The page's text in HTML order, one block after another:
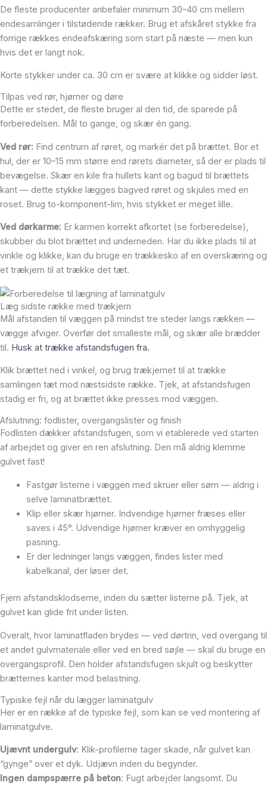
De fleste producenter anbefaler minimum 30–40 cm mellem
endesamlinger i tilstødende rækker. Brug et afskåret stykke fra
forrige rækkes endeafskæring som start på næste — men kun
hvis det er langt nok.
Korte stykker under ca. 30 cm er svære at klikke og sidder løst.
Tilpas ved rør, hjørner og døre
Dette er stedet, de fleste bruger al den tid, de sparede på
forberedelsen. Mål to gange, og skær én gang.
Ved rør: Find centrum af røret, og markér det på brættet. Bor et
hul, der er 10–15 mm større end rørets diameter, så der er plads til
bevægelse. Skær en kile fra hullets kant og bagud til brættets
kant — dette stykke lægges bagved røret og skjules med en
roset. Brug to-komponent-lim, hvis stykket er meget lille.
Ved dørkarme: Er karmen korrekt afkortet (se forberedelse),
skubber du blot brættet ind underneden. Har du ikke plads til at
vinkle og klikke, kan du bruge en trækkesko af en overskæring og
et trækjern til at trække det tæt.
Læg sidste række med trækjern
Mål afstanden til væggen på mindst tre steder langs rækken —
vægge afviger. Overfør det smalleste mål, og skær alle brædder
til. Husk at trække afstandsfugen fra.
Klik brættet ned i vinkel, og brug trækjernet til at trække
samlingen tæt mod næstsidste række. Tjek, at afstandsfugen
stadig er fri, og at brættet ikke presses mod væggen.
Afslutning: fodlister, overgangslister og finish
Fodlisten dækker afstandsfugen, som vi etablerede ved starten
af arbejdet og giver en ren afslutning. Den må aldrig klemme
gulvet fast!
Fastgør listerne i væggen med skruer eller søm — aldrig i
selve laminatbrættet.
Klip eller skær hjørner. Indvendige hjørner fræses eller
saves i 45°. Udvendige hjørner kræver en omhyggelig
pasning.
Er der ledninger langs væggen, findes lister med
kabelkanal, der løser det.
Fjern afstandsklodserne, inden du sætter listerne på. Tjek, at
gulvet kan glide frit under listen.
Overalt, hvor laminatfladen brydes — ved dørtrin, ved overgang til
et andet gulvmateriale eller ved en bred søjle — skal du bruge en
overgangsprofil. Den holder afstandsfugen skjult og beskytter
brætternes kanter mod belastning.
Typiske fejl når du lægger laminatgulv
Her er en række af de typiske fejl, som kan se ved montering af
laminatgulve.
Ujævnt undergulv: Klik-profilerne tager skade, når gulvet kan
“gynge” over et dyk. Udjævn inden du begynder.
Ingen dampspærre på beton: Fugt arbejder langsomt. Du